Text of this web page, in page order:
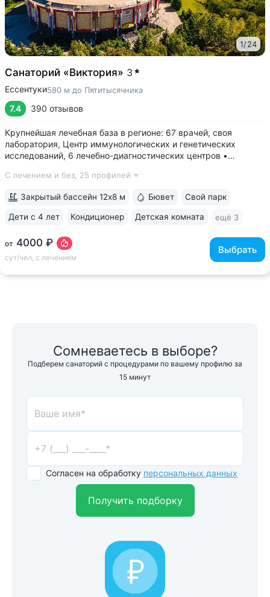
1/24
Санаторий «Виктория» 3
Ессентуки580 м до Пятитысячника
7.4 390 отзывов
Крупнейшая лечебная база в регионе: 67 врачей, своя
лаборатория, Центр иммунологических и генетических
исследований, 6 лечебно-диагностических центров •
Ессентуков. 18 минут прогулки до Грязелечебницы им.
С лечением и без, 25 профилей
от 4000 ₽
сут/чел, с лечением
Выбрать
Закрытый бассейн 12х8 м Бювет Свой парк
Дети с 4 лет Кондиционер Детская комната ещё 3
Сомневаетесь в выборе?
Подберем санаторий с процедурами по вашему профилю за
15 минут
Согласен на обработку персональных данных
Получить подборку